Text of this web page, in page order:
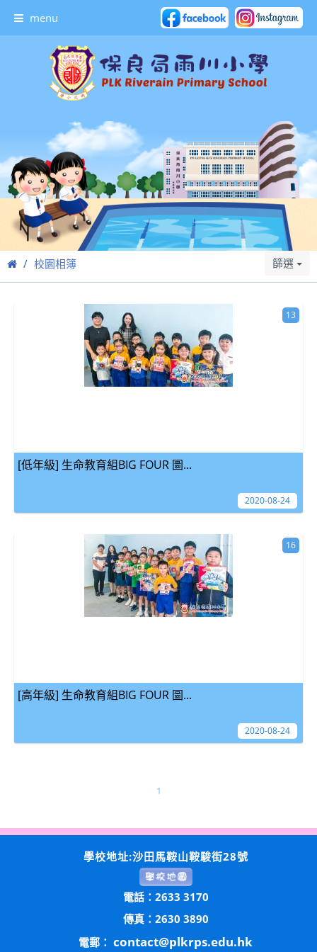
menu
校園相簿 篩選
[低年級] 生命教育組BIG FOUR 圖...
13
2020-08-24
[高年級] 生命教育組BIG FOUR 圖...
16
2020-08-24
1
學校地址:沙田馬鞍山鞍駿街28號
電話：2633 3170
傳真：2630 3890
電郵： contact@plkrps.edu.hk